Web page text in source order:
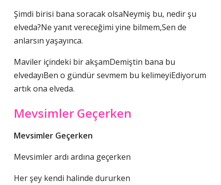
Şimdi birisi bana soracak olsaNeymiş bu, nedir şu
elveda?Ne yanıt vereceğimi yine bilmem,Sen de
anlarsın yaşayınca.
Maviler içindeki bir akşamDemiştin bana bu
elvedayıBen o gündür sevmem bu kelimeyiEdiyorum
artık ona elveda.
Mevsimler Geçerken
Mevsimler Geçerken
Mevsimler ardı ardına geçerken
Her şey kendi halinde dururken